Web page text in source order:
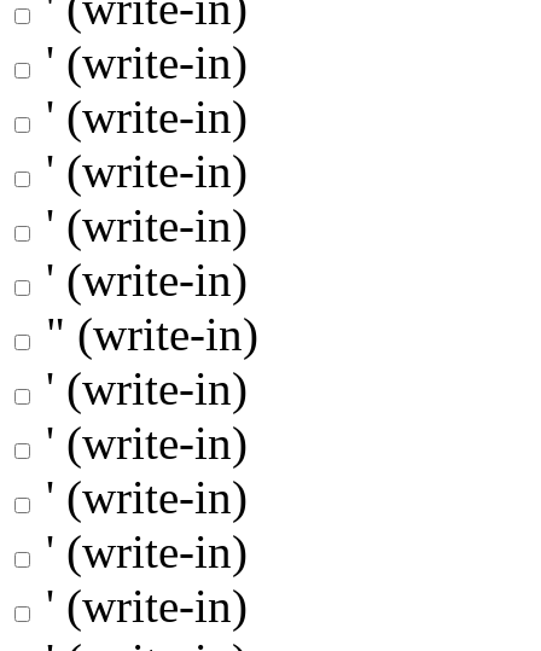
' (write-in)
' (write-in)
' (write-in)
' (write-in)
' (write-in)
" (write-in)
' (write-in)
' (write-in)
' (write-in)
' (write-in)
' (write-in)